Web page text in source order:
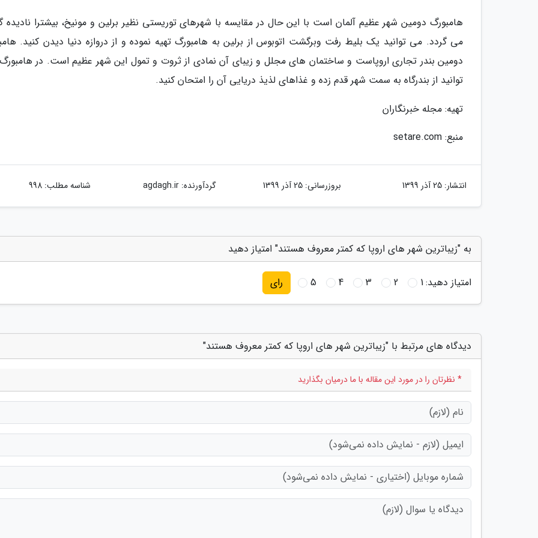
هامبورگ دومین شهر عظیم آلمان است با این حال در مقایسه با شهرهای توریستی نظیر برلین و مونیخ، بیشترا نادیده
می گردد. می توانید یک بلیط رفت وبرگشت اتوبوس از برلین به هامبورگ تهیه نموده و از دروازه دنیا دیدن کنید.
دومین بندر تجاری اروپاست و ساختمان های مجلل و زیبای آن نمادی از ثروت و تمول این شهر عظیم است. در
توانید از بندرگاه به سمت شهر قدم زده و غذاهای لذیذ دریایی آن را امتحان کنید.
تهیه: مجله خبرنگاران
منبع: setare.com
انتشار: 25 آذر 1399 بروزرسانی: 25 آذر 1399 گردآورنده:agdagh.ir شناسه مطلب: 998
به "زیباترین شهر های اروپا که کمتر معروف هستند" امتیاز دهید
امتیاز دهید:1
2
3
4
5 رای
دیدگاه های مرتبط با "زیباترین شهر های اروپا که کمتر معروف هستند"
* نظرتان را در مورد این مقاله با ما درمیان بگذارید